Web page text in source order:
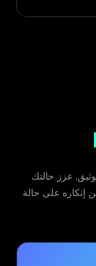
عزز حالتك
إنكاره على حالة